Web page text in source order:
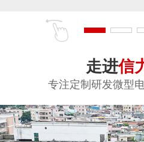
走进信
专注定制研发微型